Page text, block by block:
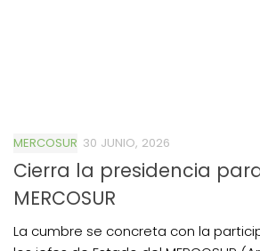
MERCOSUR 30 JUNIO, 2026
Cierra la presidencia
MERCOSUR
La cumbre se concreta con la